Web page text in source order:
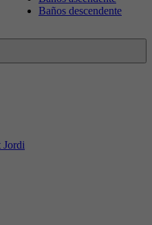
Baños descendente